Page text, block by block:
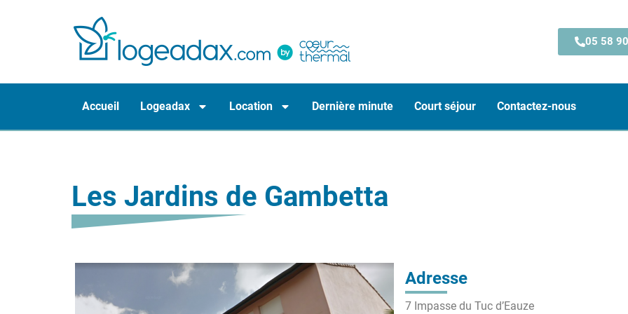
05 58
Accueil Logeadax Location Dernière minute Court séjour Contactez-nous
Les Jardins de Gambetta
Adresse
7 Impasse du Tuc d’Eauze